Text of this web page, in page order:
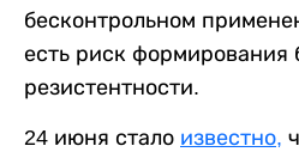
бесконтрольном
есть риск формирования
резистентности.
24 июня стало известно,